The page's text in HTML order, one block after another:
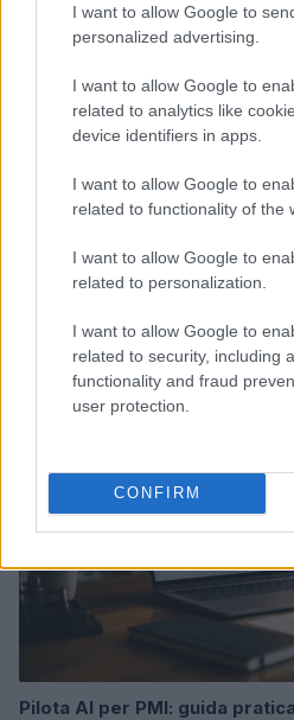
I want to allow Google to
personalized advertising.
I want to allow Google to
related to analytics like
device identifiers in apps.
I want to allow Google to
related to functionality of the
I want to allow Google to
related to personalization.
I want to allow Google to
related to security, including
functionality and fraud
user protection.
CONFIRM
Scopri i bandi regionali e
energetica nel 2026
Linda Pellegrini · 8 Ago 2026
FOCUS PMI
Pilota AI per PMI: guida